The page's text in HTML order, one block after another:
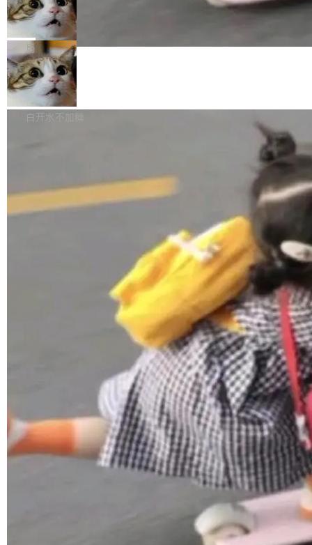
件之中，形成高度复杂的知识关联网络。传统的
代码检索手段（如关键词匹配、目录遍历）仅能
在语法层面完成文本定位，难以触及代码的语义
内涵与结构关联，导致开发者使用代码智能体在
理解大规模代码仓时面临显著"代码仓理解"瓶
颈。 代码仓深度理解服务（以下简称" CodeBas
e深度理解服务"）是华为云码道（CodeA...
数据。 王某2024年1月入职东城区某科技公司AI
短剧部门，有互联网大厂背景。在公司内部架构
调整期间，部门三次通知全员将数据从A集群迁
移到B集群，王某都回复了"收到"。 他没有迁移
数据。2024年9月3日下午4点，他使用此前登录
的账号密码进入A集群，输入了一条被程序员圈
称为"删库跑路"的命令——最高管理员权限、无
Cloudflare 分享推理优化实践：KV ca
che 量化 + 权重压缩，吞吐量提升 4
1%，成本降 30%
Kimi 和 GLM 是当前最强的大模型系列之一，但
它们有一个共同的问题：太吃显存了。月之暗面
的 Kimi K 系列和智谱的 GLM 都是长上下文、M
oE 架构的大模型，好用到让人上瘾，但 GPU 显
存永远不够用。 Cloudflare 的 Workers AI 团队
一直在跑这些模型的推理。他们在官方博客上发
整性保护。效果是：吞吐量提升 41%，每 token
成本降低 30%，精度不变。 FP8 省的不仅是显
存 KV cache 是推理时最吃显...
局
腾讯混元 Hy ASR3.0preview 发布
腾讯混元正式推出新一代语音识别模型 Hy ASR
3.0preview。基于最新一代大语言模型 Hy3 的
让语音识别不再只是听清，而是真正听懂。通过
先理解你的语境和意图，再把准确的文字直接给
到你。从“逐字转写、单点优化”演进为“理解语
境、兼容场景、一键直出”。 Hy ASR 3.0 previe
w 不要求标准普通话，方言识别覆盖粤语、吴语
等 10 大方言片区和 20 余个二级小片区。在开
源评测集中，Hy ASR 3.0 preview 在多语种的
白开水不加糖
©OSCHINA(OSChina.NET) 京ICP备2025119063号